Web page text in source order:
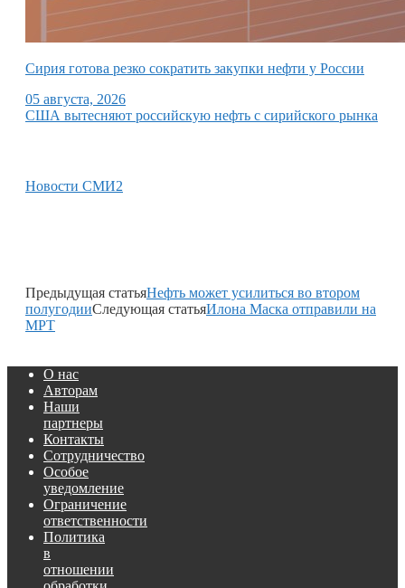
Сирия готова резко сократить закупки нефти у России
05 августа, 2026
США вытесняют российскую нефть с сирийского рынка
Новости СМИ2
Предыдущая статьяНефть может усилиться во втором
полугодииСледующая статьяИлона Маска отправили на
МРТ
О нас
Авторам
Наши
партнеры
Контакты
Сотрудничество
Особое
уведомление
Ограничение
ответственности
Политика
в
отношении